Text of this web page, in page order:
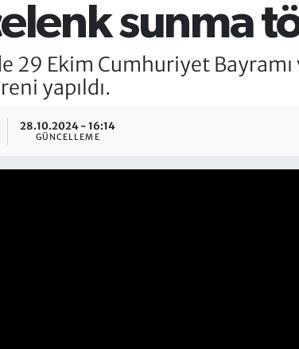
sunma
29 Ekim Cumhuriyet Bayramı
yapıldı.
28.10.2024 - 16:14
GÜNCELLEME